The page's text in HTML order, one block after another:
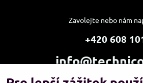
Zavolejte nebo nám
+420 608 101
Showroom a výdejní